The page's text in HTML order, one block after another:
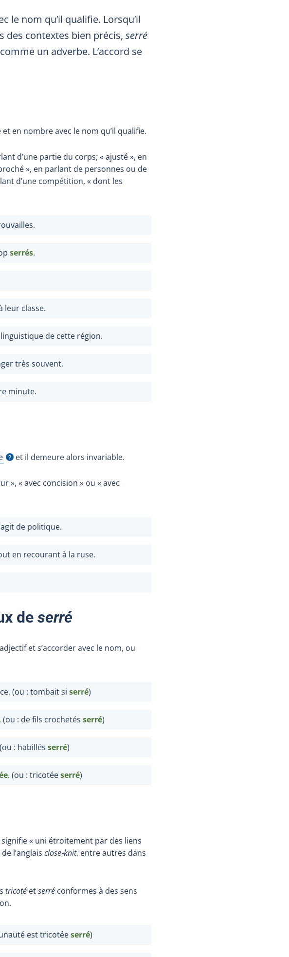
le nom qu’il qualifie. Lorsqu’il
des contextes bien précis, serré
un adverbe. L’accord se
et en nombre avec le nom qu’il qualifie.
d’une partie du corps; « ajusté », en
», en parlant de personnes ou de
d’une compétition, « dont les
serrés.
leur classe.
de cette région.
très souvent.
minute.
l'infobulle
et il demeure alors invariable.
», « avec concision » ou « avec
de politique.
en recourant à la ruse.
de serré
et s’accorder avec le nom, ou
(ou : tombait si serré)
. (ou : de fils crochetés serré)
: habillés serré)
. (ou : tricotéeserré)
signifie « uni étroitement par des liens
l’anglais close‑knit, entre autres dans
tricoté etserré conformes à des sens
est tricotéeserré)